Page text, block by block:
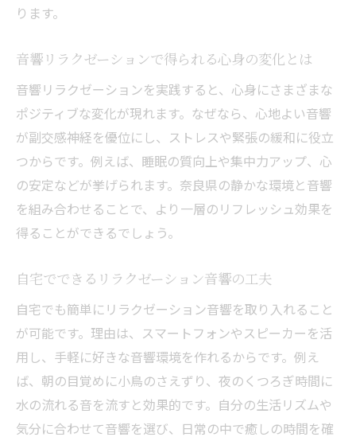
ります。
音響リラクゼーションで得られる心身の変化とは
音響リラクゼーションを実践すると、心身にさまざまな
ポジティブな変化が現れます。なぜなら、心地よい音響
が副交感神経を優位にし、ストレスや緊張の緩和に役立
つからです。例えば、睡眠の質向上や集中力アップ、心
の安定などが挙げられます。奈良県の静かな環境と音響
を組み合わせることで、より一層のリフレッシュ効果を
得ることができるでしょう。
自宅でできるリラクゼーション音響の工夫
自宅でも簡単にリラクゼーション音響を取り入れること
が可能です。理由は、スマートフォンやスピーカーを活
用し、手軽に好きな音響環境を作れるからです。例え
ば、朝の目覚めに小鳥のさえずり、夜のくつろぎ時間に
水の流れる音を流すと効果的です。自分の生活リズムや
気分に合わせて音響を選び、日常の中で癒しの時間を確